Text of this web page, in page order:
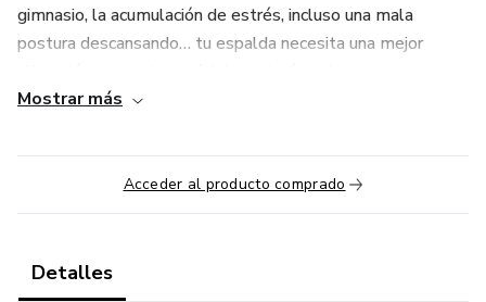
gimnasio, la acumulación de estrés, incluso una mala
postura descansando… tu espalda necesita una mejor
“No tengo tiempo”, “Una sola clase no me hace nada”…
Tranquilo/a con mi curso podrás olvidarte de horarios,
cuando lo necesites.
Mostrar más
Acceder al producto comprado
Detalles